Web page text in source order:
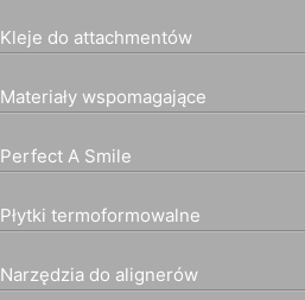
Kleje do attachmentów
Materiały wspomagające
Perfect A Smile
Płytki termoformowalne
Narzędzia do alignerów